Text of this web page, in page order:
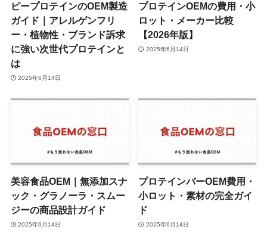
ピープロテインのOEM製造
ガイド｜アレルゲンフリ
ー・植物性・ブランド訴求
に強い次世代プロテインと
は
2025年6月14日
プロテインOEMの費用・小
ロット・メーカー比較
【2026年版】
2025年6月14日
美容食品OEM｜無添加スナ
ック・グラノーラ・スムー
ジーの商品設計ガイド
2025年6月14日
プロテインバーOEM費用・
小ロット・素材の完全ガイ
ド
2025年6月14日